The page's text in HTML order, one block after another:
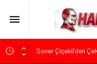
Soner Çiçekli’den